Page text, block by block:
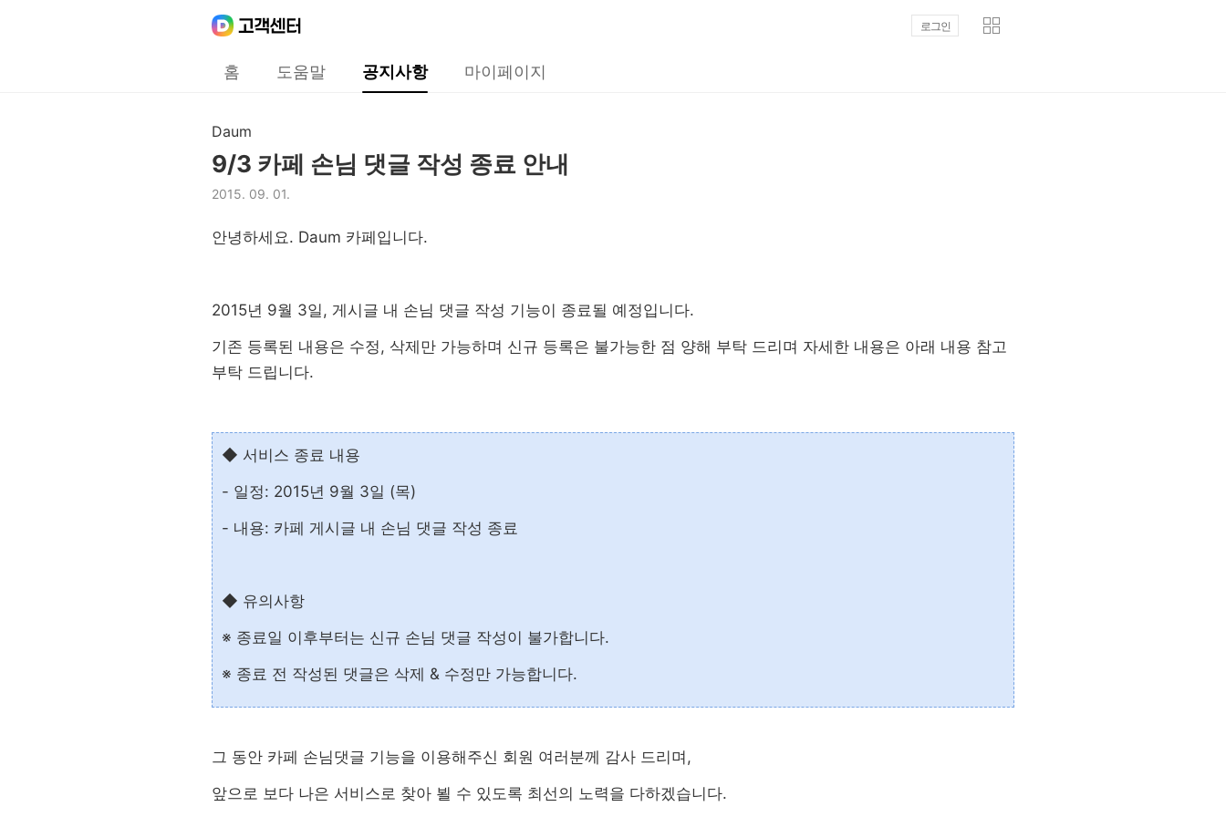
로그인
홈 도움말 공지사항 마이페이지
Daum
9/3 카페 손님 댓글 작성 종료 안내
2015. 09. 01.
안녕하세요. Daum 카페입니다.
2015년 9월 3일, 게시글 내 손님 댓글 작성 기능이 종료될 예정입니다.
기존 등록된 내용은 수정, 삭제만 가능하며 신규 등록은 불가능한 점 양해 부탁 드리며 자세한 내용은 아래 내용 참고
부탁 드립니다.
◆ 서비스 종료 내용
- 일정: 2015년 9월 3일 (목)
- 내용: 카페 게시글 내 손님 댓글 작성 종료
◆ 유의사항
※ 종료일 이후부터는 신규 손님 댓글 작성이 불가합니다.
※ 종료 전 작성된 댓글은 삭제 & 수정만 가능합니다.
그 동안 카페 손님댓글 기능을 이용해주신 회원 여러분께 감사 드리며,
앞으로 보다 나은 서비스로 찾아 뵐 수 있도록 최선의 노력을 다하겠습니다.